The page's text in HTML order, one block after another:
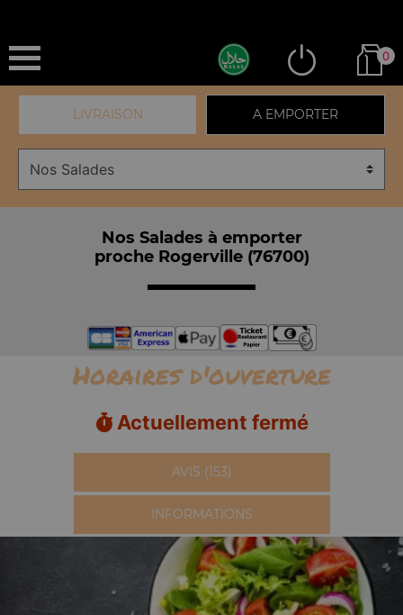
0
LIVRAISON A EMPORTER
Nos Salades à emporter
proche Rogerville (76700)
Horaires d'ouverture
Actuellement fermé
AVIS (153)
INFORMATIONS